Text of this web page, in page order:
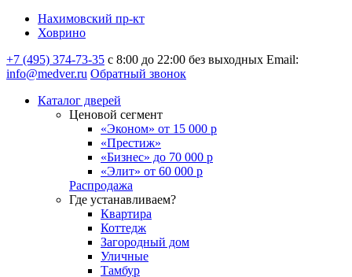
Нахимовский пр-кт
Ховрино
+7 (495) 374-73-35 с 8:00 до 22:00 без выходных Email:
info@medver.ru Обратный звонок
Каталог дверей
Ценовой сегмент
«Эконом» от 15 000 р
«Престиж»
«Бизнес» до 70 000 р
«Элит» от 60 000 р
Распродажа
Где устанавливаем?
Квартира
Коттедж
Загородный дом
Уличные
Тамбур